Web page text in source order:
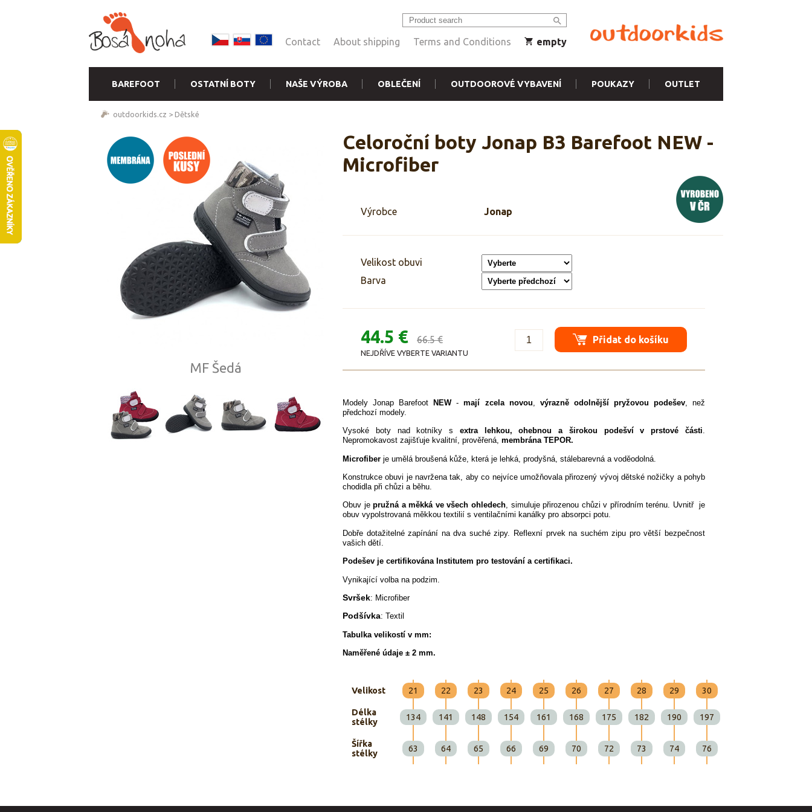
Contact About shipping Terms and Conditions empty
BAREFOOT OSTATNÍ BOTY NAŠE VÝROBA OBLEČENÍ OUTDOOROVÉ VYBAVENÍ POUKAZY OUTLET
outdoorkids.cz > Dětské
Celoroční boty Jonap B3 Barefoot NEW -
Microfiber
MF Šedá
Výrobce Jonap
Velikost obuvi
Barva
44.5 € 66.5 €
NEJDŘÍVE VYBERTE VARIANTU
Přidat do košíku
Modely Jonap Barefoot NEW-mají zcela novou výrazně odolnější pryžovou podešev, než
předchozí modely.
Vysoké boty nad kotníky s extra lehkou, ohebnou a širokou podešví v prstové části.
Nepromokavost zajišťuje kvalitní, prověřená, membrána TEPOR.
Microfiber je umělá broušená kůže, která je lehká, prodyšná, stálebarevná a voděodolná.
Konstrukce obuvi je navržena tak, aby co nejvíce umožňovala přirozený vývoj dětské nožičky a pohyb
chodidla při chůzi a běhu.
Obuv jepružná a měkká ve všech ohledech, simuluje přirozenou chůzi v přírodním terénu. Uvnitř je
obuv vypolstrovaná měkkou textilií s ventilačními kanálky pro absorpci potu.
Dobře dotažitelné zapínání na dva suché zipy. Reflexní prvek na suchém zipu pro větší bezpečnost
vašich dětí.
Podešev je certifikována Institutem pro testování a certifikaci.
Vynikající volba na podzim.
Svršek: Microfiber
Podšívka: Textil
Tabulka velikostí v mm:
Naměřené údaje ± 2 mm.
Velikost 21 22 23 24 25 26 27 28 29 30
Délka
stélky
134 141 148 154 161 168 175 182 190 197
Šířka
stélky
63 64 65 66 69 70 72 73 74 76